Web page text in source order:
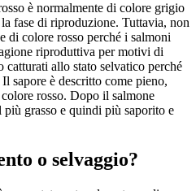
è normalmente di colore grigio
fase di riproduzione. Tuttavia, non
di colore rosso perché i salmoni
riproduttiva per motivi di
catturati allo stato selvatico perché
sapore è descritto come pieno,
rosso. Dopo il salmone
grasso e quindi più saporito e
o selvaggio?